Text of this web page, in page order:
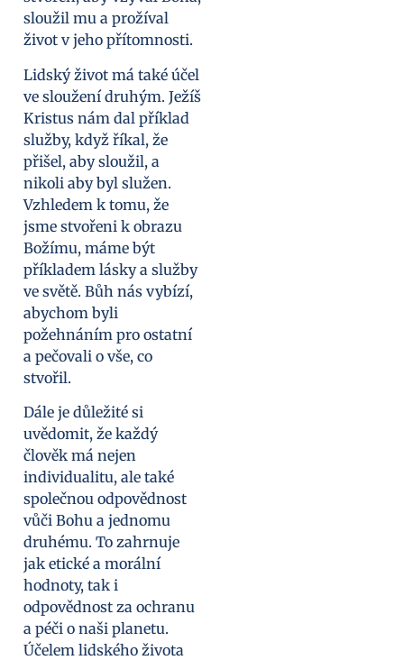
sloužil mu a prožíval
život v jeho přítomnosti.
Lidský život má také účel
ve sloužení druhým. Ježíš
Kristus nám dal příklad
služby, když říkal, že
přišel, aby sloužil, a
nikoli aby byl služen.
Vzhledem k tomu, že
jsme stvořeni k obrazu
Božímu, máme být
příkladem lásky a služby
ve světě. Bůh nás vybízí,
abychom byli
požehnáním pro ostatní
a pečovali o vše, co
stvořil.
Dále je důležité si
uvědomit, že každý
člověk má nejen
individualitu, ale také
společnou odpovědnost
vůči Bohu a jednomu
druhému. To zahrnuje
jak etické a morální
hodnoty, tak i
odpovědnost za ochranu
a péči o naši planetu.
Účelem lidského života